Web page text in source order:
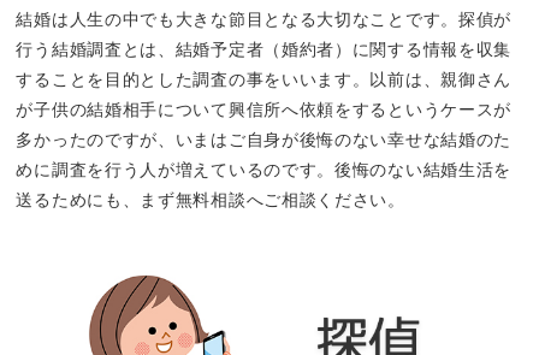
結婚は人生の中でも大きな節目となる大切なことです。探偵が
行う結婚調査とは、結婚予定者（婚約者）に関する情報を収集
することを目的とした調査の事をいいます。以前は、親御さん
が子供の結婚相手について興信所へ依頼をするというケースが
多かったのですが、いまはご自身が後悔のない幸せな結婚のた
めに調査を行う人が増えているのです。後悔のない結婚生活を
送るためにも、まず無料相談へご相談ください。